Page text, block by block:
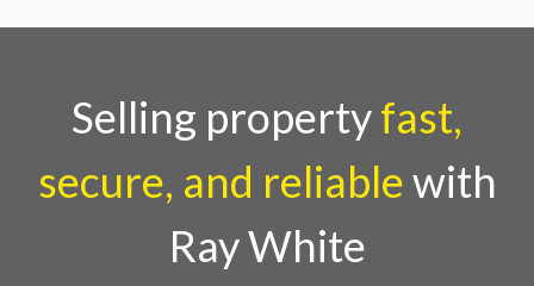
Selling propertyfast,
secure, and reliablewith
Ray White